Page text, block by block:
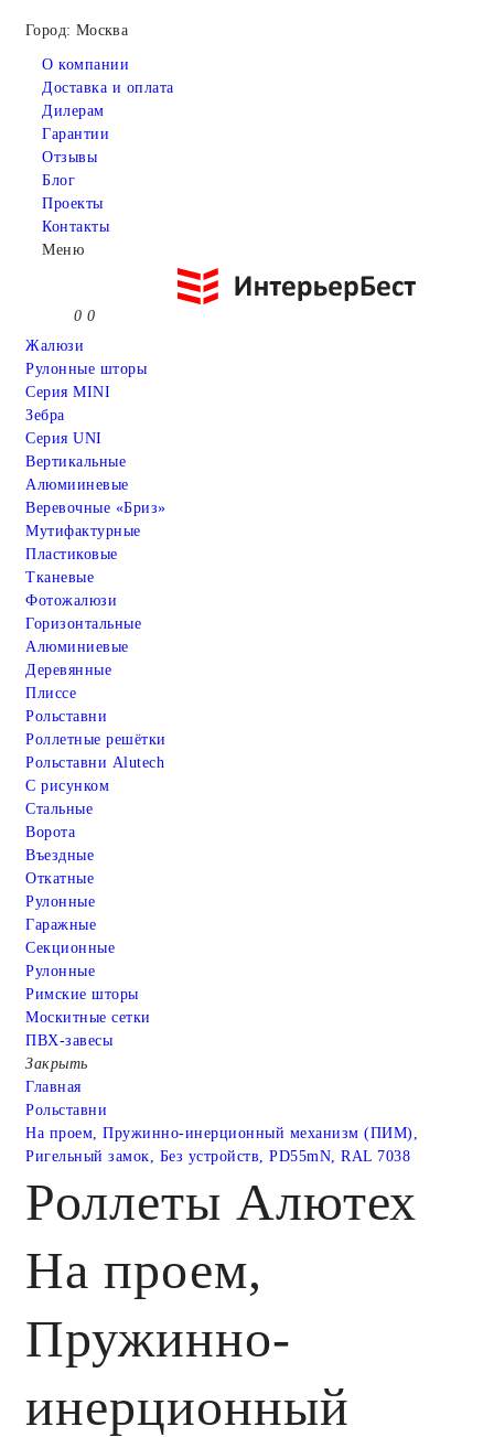
Город: Москва
О компании
Доставка и оплата
Дилерам
Гарантии
Отзывы
Блог
Проекты
Контакты
Меню
0 0
Жалюзи
Рулонные шторы
Серия MINI
Зебра
Серия UNI
Вертикальные
Алюмииневые
Веревочные «Бриз»
Мутифактурные
Пластиковые
Тканевые
Фотожалюзи
Горизонтальные
Алюминиевые
Деревянные
Плиссе
Рольставни
Роллетные решётки
Рольставни Alutech
С рисунком
Стальные
Ворота
Въездные
Откатные
Рулонные
Гаражные
Cекционные
Рулонные
Римские шторы
Москитные сетки
ПВХ-завесы
Закрыть
Главная
Рольставни
На проем, Пружинно-инерционный механизм (ПИМ),
Ригельный замок, Без устройств, PD55mN, RAL 7038
Роллеты Алютех
На проем,
Пружинно-
инерционный